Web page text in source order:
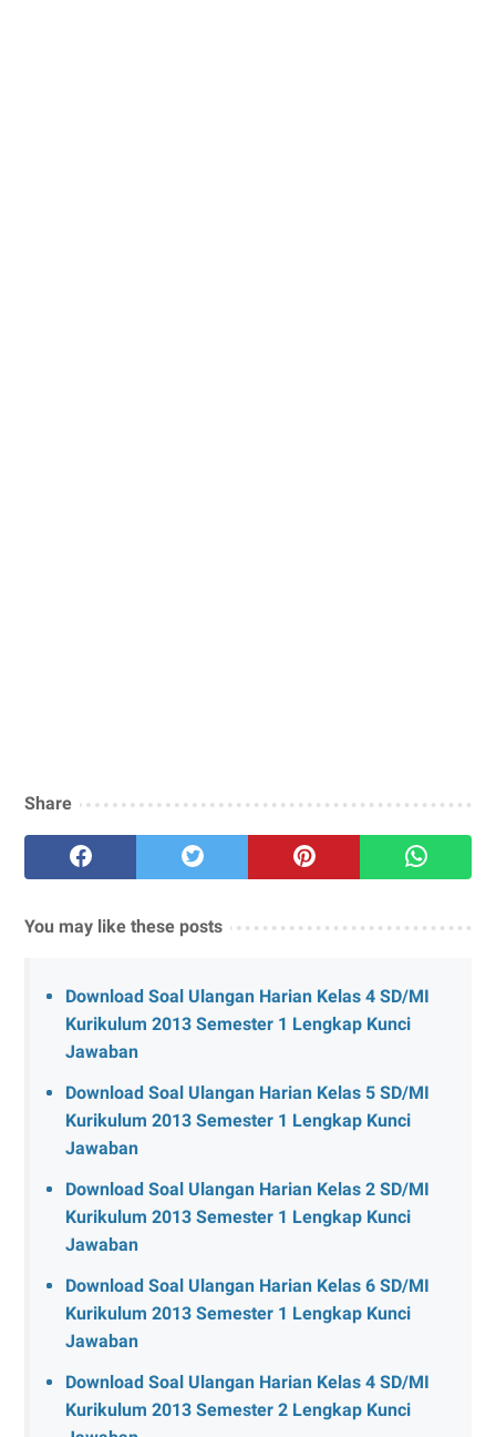
Share
You may like these posts
Download Soal Ulangan Harian Kelas 4 SD/MI
Kurikulum 2013 Semester 1 Lengkap Kunci
Jawaban
Download Soal Ulangan Harian Kelas 5 SD/MI
Kurikulum 2013 Semester 1 Lengkap Kunci
Jawaban
Download Soal Ulangan Harian Kelas 2 SD/MI
Kurikulum 2013 Semester 1 Lengkap Kunci
Jawaban
Download Soal Ulangan Harian Kelas 6 SD/MI
Kurikulum 2013 Semester 1 Lengkap Kunci
Jawaban
Download Soal Ulangan Harian Kelas 4 SD/MI
Kurikulum 2013 Semester 2 Lengkap Kunci